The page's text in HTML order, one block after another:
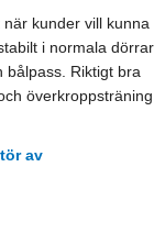
kunder vill kunna
i normala dörrar
bålpass. Riktigt bra
överkroppsträning
av